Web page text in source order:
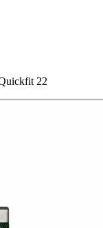
22